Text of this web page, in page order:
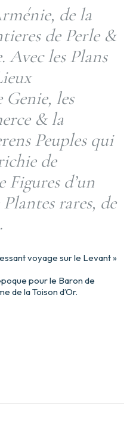
de la
de Perle &
Avec les Plans
Genie, les
& la
Peuples qui
de
d’un
rares, de
voyage sur le Levant »
pour le Baron de
de la Toison d’Or.